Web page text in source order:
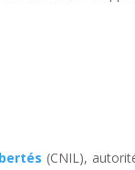
(CNIL),